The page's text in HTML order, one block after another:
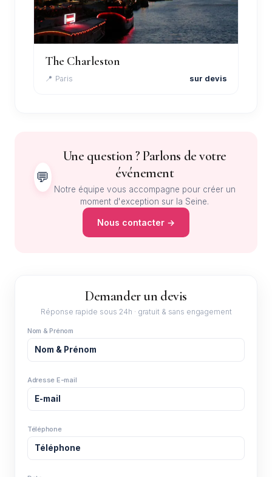
The Charleston
📍 Paris sur devis
💬
Une question ? Parlons de votre
événement
Notre équipe vous accompagne pour créer un
moment d'exception sur la Seine.
Nous contacter →
Demander un devis
Réponse rapide sous 24h · gratuit & sans engagement
Nom & Prénom
Adresse E-mail
Téléphone